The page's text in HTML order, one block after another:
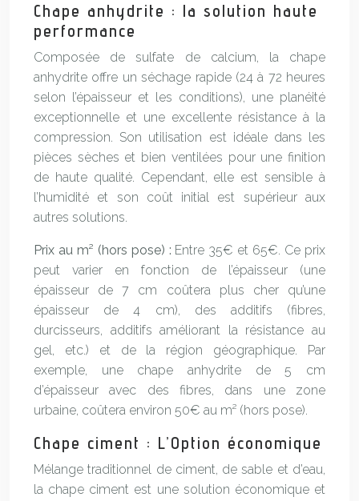
Chape anhydrite : la solution haute
performance
Composée de sulfate de calcium, la chape
anhydrite offre un séchage rapide (24 à 72 heures
selon l’épaisseur et les conditions), une planéité
exceptionnelle et une excellente résistance à la
compression. Son utilisation est idéale dans les
pièces sèches et bien ventilées pour une finition
de haute qualité. Cependant, elle est sensible à
l’humidité et son coût initial est supérieur aux
autres solutions.
Prix au m² (hors pose) : Entre 35€ et 65€. Ce prix
peut varier en fonction de l’épaisseur (une
épaisseur de 7 cm coûtera plus cher qu’une
épaisseur de 4 cm), des additifs (fibres,
durcisseurs, additifs améliorant la résistance au
gel, etc.) et de la région géographique. Par
exemple, une chape anhydrite de 5 cm
d’épaisseur avec des fibres, dans une zone
urbaine, coûtera environ 50€ au m² (hors pose).
Chape ciment : L’Option économique
Mélange traditionnel de ciment, de sable et d’eau,
la chape ciment est une solution économique et